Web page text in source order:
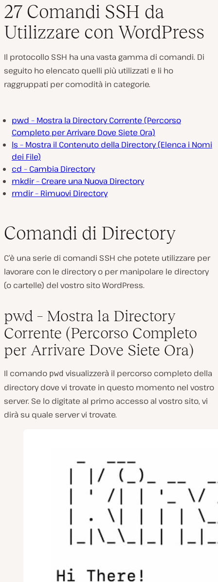
27 Comandi SSH da
Utilizzare con WordPress
Il protocollo SSH ha una vasta gamma di comandi. Di
seguito ho elencato quelli più utilizzati e li ho
raggruppati per comodità in categorie.
pwd – Mostra la Directory Corrente (Percorso
Completo per Arrivare Dove Siete Ora)
ls – Mostra il Contenuto della Directory (Elenca i Nomi
dei File)
cd – Cambia Directory
mkdir – Creare una Nuova Directory
rmdir – Rimuovi Directory
Comandi di Directory
C’è una serie di comandi SSH che potete utilizzare per
lavorare con le directory o per manipolare le directory
(o cartelle) del vostro sito WordPress.
pwd – Mostra la Directory
Corrente (Percorso Completo
per Arrivare Dove Siete Ora)
Il comando pwd visualizzerà il percorso completo della
directory dove vi trovate in questo momento nel vostro
server. Se lo digitate al primo accesso al vostro sito, vi
dirà su quale server vi trovate.